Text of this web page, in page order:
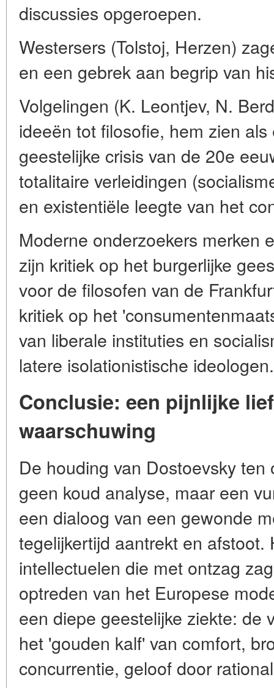
discussies opgeroepen.
Westersers (Tolstoj, Herzen)
en een gebrek aan begrip van
Volgelingen (K. Leontjev, N.
ideeën tot filosofie, hem zien
geestelijke crisis van de 20e
totalitaire verleidingen
en existentiële leegte van het
Moderne onderzoekers merken
zijn kritiek op het burgerlijke
voor de filosofen van de
kritiek op het
van liberale instituties en
latere isolationistische ideologen.
Conclusie: een pijnlijke
waarschuwing
De houding van Dostoevsky
geen koud analyse, maar een
een dialoog van een gewonde
tegelijkertijd aantrekt en
intellectuelen die met ontzag
optreden van het Europese
een diepe geestelijke ziekte: de
het 'gouden kalf' van comfort,
concurrentie, geloof door